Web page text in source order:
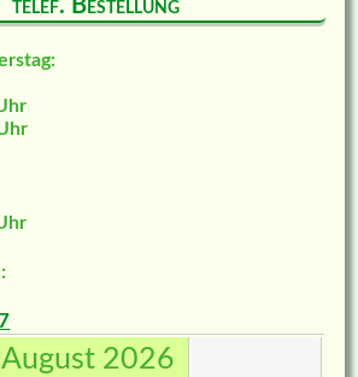
telef. Bestellung
August 2026